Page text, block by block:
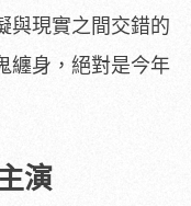
與現實之間交錯的
纏身，絕對是今年
演